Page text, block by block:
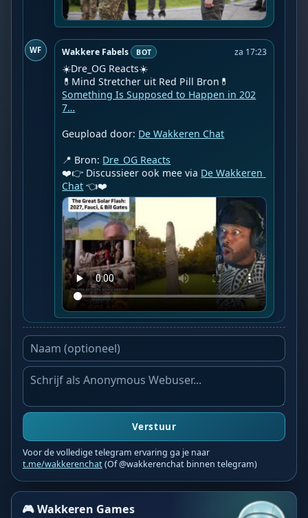
WF Wakkere Fabels BOT za 17:23
☀️Dre_OG Reacts☀️
Something Is Supposed to Happen in 202
7…
Geupload door: De Wakkeren Chat
📍 Bron: Dre_OG Reacts
❤️👉 Discussieer ook mee via De Wakkeren
Chat 👈❤️
Verstuur
Voor de volledige telegram ervaring ga je naar
t.me/wakkerenchat(Of @wakkerenchat binnen telegram)
🎮 Wakkeren Games